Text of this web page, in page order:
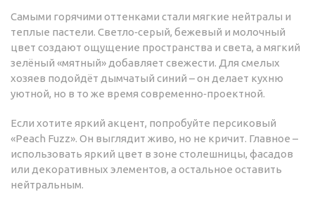
Самыми горячими оттенками стали мягкие нейтралы и
теплые пастели. Светло‑серый, бежевый и молочный
цвет создают ощущение пространства и света, а мягкий
зелёный «мятный» добавляет свежести. Для смелых
хозяев подойдёт дымчатый синий – он делает кухню
уютной, но в то же время современно‑проектной.
Если хотите яркий акцент, попробуйте персиковый
«Peach Fuzz». Он выглядит живо, но не кричит. Главное –
использовать яркий цвет в зоне столешницы, фасадов
или декоративных элементов, а остальное оставить
нейтральным.